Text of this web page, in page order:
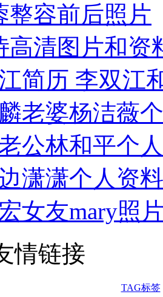
整容前后照片
高清图片和资
简历 李双江
老婆杨洁薇
公林和平个
潇潇个人资
女友mary照
情链接
TAG标签